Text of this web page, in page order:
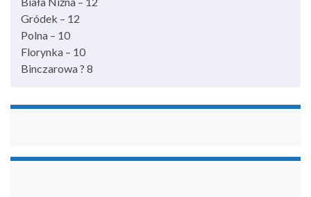
Gródek – 12
Polna – 10
Florynka – 10
Binczarowa ? 8